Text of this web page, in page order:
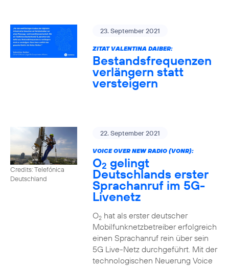
23. September 2021
ZITAT VALENTINA DAIBER:
Bestandsfrequenzen
verlängern statt
versteigern
Credits: Telefónica
Deutschland
22. September 2021
VOICE OVER NEW RADIO (VONR):
O2 gelingt
Deutschlands erster
Sprachanruf im 5G-
Livenetz
O2hat als erster deutscher
Mobilfunknetzbetreiber erfolgreich
einen Sprachanruf rein über sein
5G Live-Netz durchgeführt. Mit der
technologischen Neuerung Voice